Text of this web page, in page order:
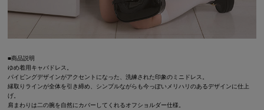
■商品説明
ゆめ着用キャバドレス。
パイピングデザインがアクセントになった、洗練された印象のミニドレス。
縁取りラインが全体を引き締め、シンプルながらも今っぽいメリハリのあるデザインに仕上
げ。
肩まわりは二の腕を自然にカバーしてくれるオフショルダー仕様。